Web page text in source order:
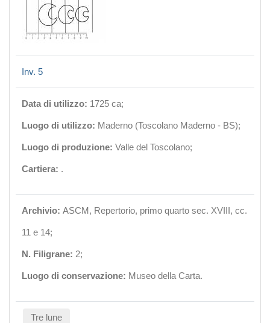
Inv. 5
Data di utilizzo: 1725 ca;
Luogo di utilizzo: Maderno (Toscolano Maderno - BS);
Luogo di produzione: Valle del Toscolano;
Cartiera: .
Archivio: ASCM, Repertorio, primo quarto sec. XVIII, cc.
11 e 14;
N. Filigrane: 2;
Luogo di conservazione: Museo della Carta.
Tre lune